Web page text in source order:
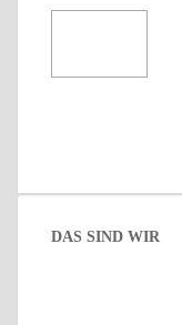
DAS SIND WIR